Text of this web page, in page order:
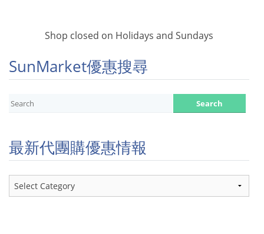
Shop closed on Holidays and Sundays
SunMarket優惠搜尋
最新代團購優惠情報
最
新